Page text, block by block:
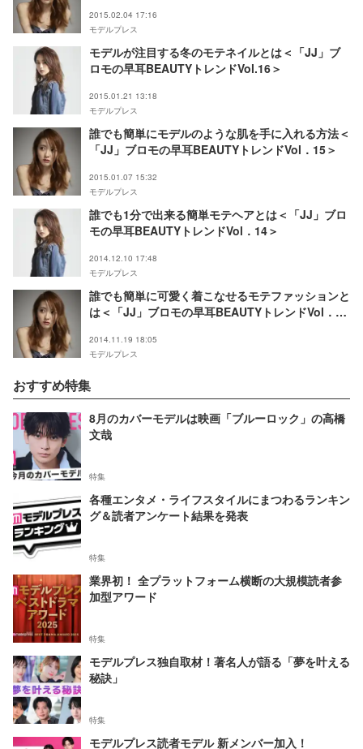
2015.02.04 17:16
モデルプレス
モデルが注目する冬のモテネイルとは＜「JJ」ブ
ロモの早耳BEAUTYトレンドVol.16＞
2015.01.21 13:18
モデルプレス
誰でも簡単にモデルのような肌を手に入れる方法＜
「JJ」ブロモの早耳BEAUTYトレンドVol．15＞
2015.01.07 15:32
モデルプレス
誰でも1分で出来る簡単モテヘアとは＜「JJ」ブロ
モの早耳BEAUTYトレンドVol．14＞
2014.12.10 17:48
モデルプレス
誰でも簡単に可愛く着こなせるモテファッションと
は＜「JJ」ブロモの早耳BEAUTYトレンドVol．13
2014.11.19 18:05
モデルプレス
おすすめ特集
8月のカバーモデルは映画「ブルーロック」の高橋
文哉
特集
各種エンタメ・ライフスタイルにまつわるランキン
グ＆読者アンケート結果を発表
特集
業界初！ 全プラットフォーム横断の大規模読者参
加型アワード
特集
モデルプレス独自取材！著名人が語る「夢を叶える
秘訣」
特集
モデルプレス読者モデル 新メンバー加入！